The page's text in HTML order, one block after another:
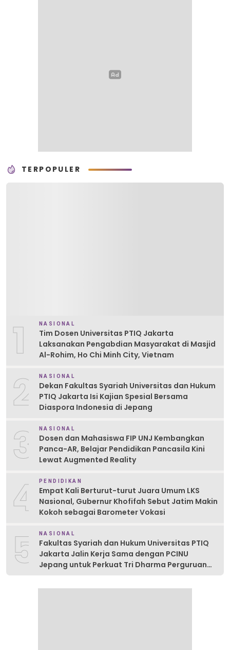
TERPOPULER
1 NASIONAL
Tim Dosen Universitas PTIQ Jakarta
Laksanakan Pengabdian Masyarakat di Masjid
Al-Rohim, Ho Chi Minh City, Vietnam
2 NASIONAL
Dekan Fakultas Syariah Universitas dan Hukum
PTIQ Jakarta Isi Kajian Spesial Bersama
Diaspora Indonesia di Jepang
3 NASIONAL
Dosen dan Mahasiswa FIP UNJ Kembangkan
Panca-AR, Belajar Pendidikan Pancasila Kini
Lewat Augmented Reality
4 PENDIDIKAN
Empat Kali Berturut-turut Juara Umum LKS
Nasional, Gubernur Khofifah Sebut Jatim Makin
Kokoh sebagai Barometer Vokasi
5 NASIONAL
Fakultas Syariah dan Hukum Universitas PTIQ
Jakarta Jalin Kerja Sama dengan PCINU
Jepang untuk Perkuat Tri Dharma Perguruan
Tinggi